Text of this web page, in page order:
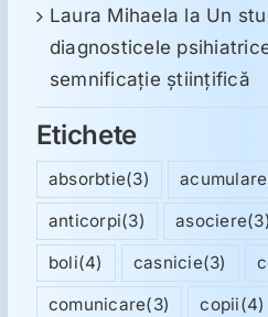
Laura Mihaela la Un
diagnosticele
semnificație științifică
Etichete
absorbtie(3) acumulare
anticorpi(3) asociere(3)
boli(4) casnicie(3)
comunicare(3) copii(4)